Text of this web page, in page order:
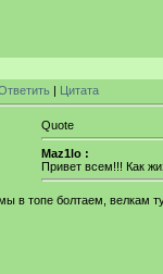
| Цитата
Quote
Maz1lo :
Привет всем!!! Как
в топе болтаем, велкам